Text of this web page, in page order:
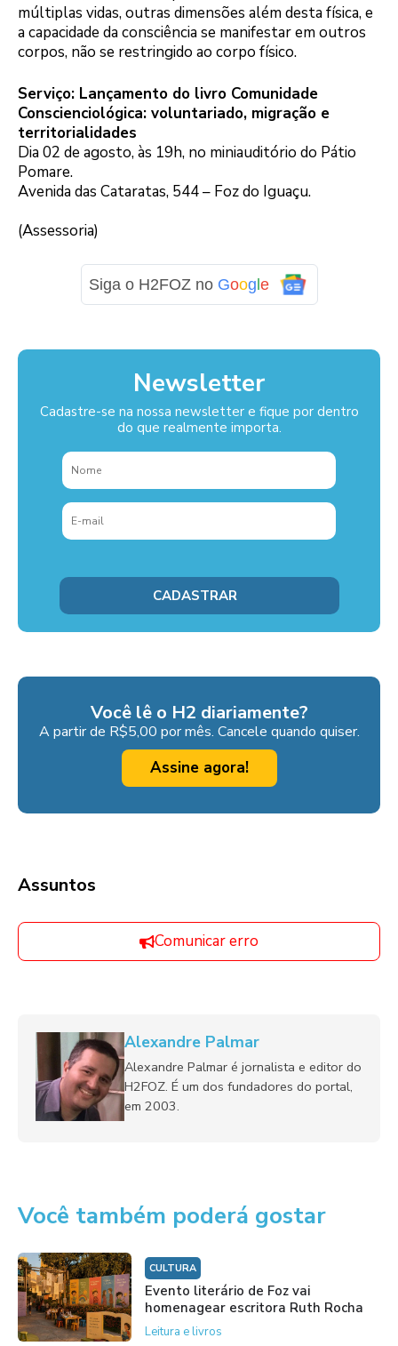
múltiplas vidas, outras dimensões além desta física, e
a capacidade da consciência se manifestar em outros
corpos, não se restringido ao corpo físico.
Serviço: Lançamento do livro Comunidade
Conscienciológica: voluntariado, migração e
territorialidades
Dia 02 de agosto, às 19h, no miniauditório do Pátio
Pomare.
Avenida das Cataratas, 544 – Foz do Iguaçu.
(Assessoria)
Siga o H2FOZ no Google
Newsletter
Cadastre-se na nossa newsletter e fique por dentro
do que realmente importa.
Você lê o H2 diariamente?
A partir de R$5,00 por mês. Cancele quando quiser.
Assine agora!
Assuntos
Comunicar erro
Alexandre Palmar
Alexandre Palmar é jornalista e editor do
H2FOZ. É um dos fundadores do portal,
em 2003.
Você também poderá gostar
CULTURA
Evento literário de Foz vai
homenagear escritora Ruth Rocha
Leitura e livros